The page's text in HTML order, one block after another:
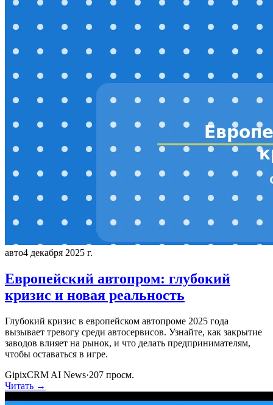
авто4 декабря 2025 г.
Европейский автопром: глубокий
кризис и новая реальность
Глубокий кризис в европейском автопроме 2025 года
вызывает тревогу среди автосервисов. Узнайте, как закрытие
заводов влияет на рынок, и что делать предпринимателям,
чтобы оставаться в игре.
GipixCRM AI News·207 просм.
Читать →